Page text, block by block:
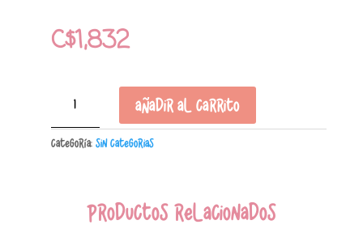
C$1,832
APUNTES
REINA
Añadir al carrito
Categoría: Sin Categorias
Productos relacionados